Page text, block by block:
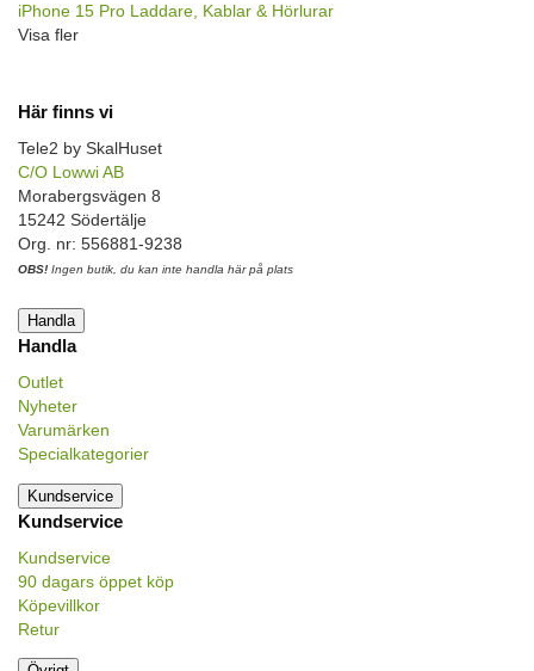
iPhone 15 Pro Laddare, Kablar & Hörlurar
Visa fler
Här finns vi
Tele2 by SkalHuset
C/O Lowwi AB
Morabergsvägen 8
15242 Södertälje
Org. nr: 556881-9238
OBS! Ingen butik, du kan inte handla här på plats
Handla
Handla
Outlet
Nyheter
Varumärken
Specialkategorier
Kundservice
Kundservice
Kundservice
90 dagars öppet köp
Köpevillkor
Retur